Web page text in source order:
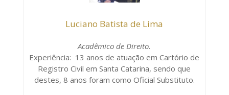
Luciano Batista de Lima
Acadêmico de Direito.
Experiência: 13 anos de atuação em Cartório de
Registro Civil em Santa Catarina, sendo que
destes, 8 anos foram como Oficial Substituto.